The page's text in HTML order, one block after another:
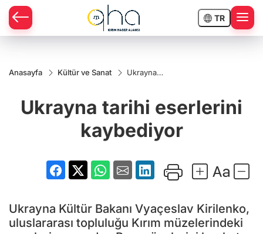
TR
Anasayfa Kültür ve Sanat
Ukrayna
kaybediyor
Ukrayna tarihi eserlerini
kaybediyor
Ukrayna Kültür Bakanı Vyaçeslav Kirilenko,
uluslararası topluluğu Kırım müzelerindeki